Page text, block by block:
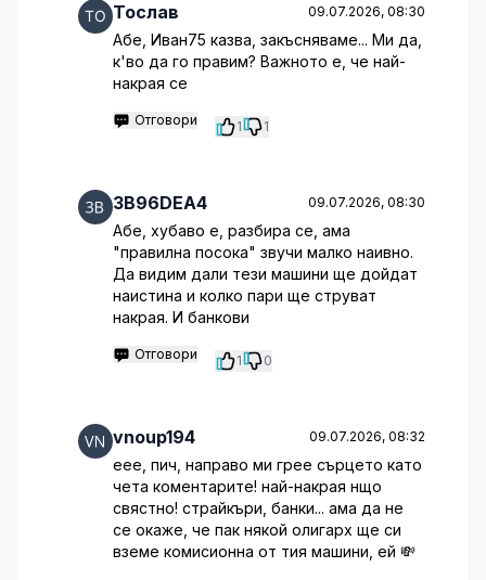
Тослав 09.07.2026, 08:30
Абе, Иван75 казва, закъсняваме... Ми да,
к'во да го правим? Важното е, че най-
накрая се
Отговори 1 1
3B96DEA4 09.07.2026, 08:30
Абе, хубаво е, разбира се, ама
"правилна посока" звучи малко наивно.
Да видим дали тези машини ще дойдат
наистина и колко пари ще струват
накрая. И банкови
Отговори 1 0
vnoup194 09.07.2026, 08:32
еее, пич, направо ми грее сърцето като
чета коментарите! най-накрая нщо
свястно! страйкъри, банки... ама да не
се окаже, че пак някой олигарх ще си
вземе комисионна от тия машини, ей 💸